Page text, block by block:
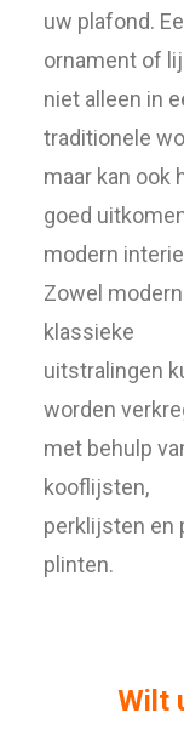
uw plafond.
ornament of
niet alleen in
traditionele
maar kan ook
goed
modern
Zowel
klassieke
uitstralingen
worden
met behulp
kooflijsten,
perklijsten en
plinten.
Wilt